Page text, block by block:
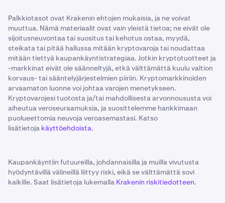
Palkkiotasot ovat Krakenin ehtojen mukaisia, ja ne voivat
muuttua. Nämä materiaalit ovat vain yleistä tietoa; ne eivät ole
sijoitusneuvontaa tai suositus tai kehotus ostaa, myydä,
steikata tai pitää hallussa mitään kryptovaroja tai noudattaa
mitään tiettyä kaupankäyntistrategiaa. Jotkin kryptotuotteet ja
-markkinat eivät ole säänneltyjä, etkä välttämättä kuulu valtion
korvaus- tai sääntelyjärjestelmien piiriin. Kryptomarkkinoiden
arvaamaton luonne voi johtaa varojen menetykseen.
Kryptovarojesi tuotosta ja/tai mahdollisesta arvonnoususta voi
aiheutua veroseuraamuksia, ja suosittelemme hankkimaan
puolueettomia neuvoja veroasemastasi. Katso
lisätietoja käyttöehdoista.
Kaupankäyntiin futuureilla, johdannaisilla ja muilla vivutusta
hyödyntävillä välineillä liittyy riski, eikä se välttämättä sovi
kaikille. Saat lisätietoja lukemalla Krakenin riskitiedotteen.